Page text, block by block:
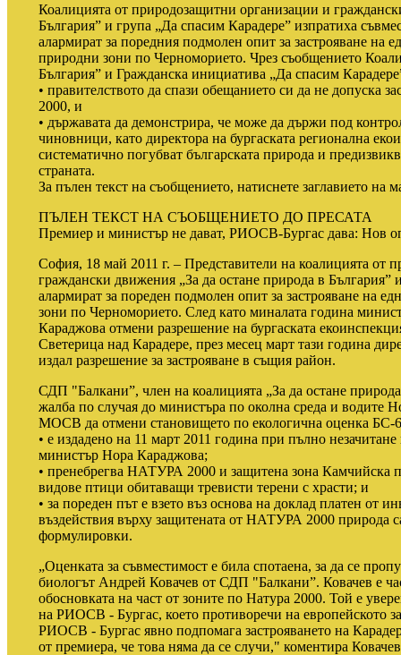
Коалицията от природозащитни организации и
България” и група „Да спасим Карадере” изпратиха
алармират за поредния подмолен опит за застрояване на
природни зони по Черноморието. Чрез съобщението
България” и Гражданска инициатива „Да спасим
• правителството да спази обещанието си да не допуска
2000, и
• държавата да демонстрира, че може да държи под
чиновници, като директора на бургаската регионална
систематично погубват българската природа и
страната.
За пълен текст на съобщението, натиснете заглавието на
ПЪЛЕН ТЕКСТ НА СЪОБЩЕНИЕТО ДО ПРЕСАТА
Премиер и министър не дават, РИОСВ-Бургас дава: Нов
София, 18 май 2011 г. – Представители на коалицията от
граждански движения „За да остане природа в България”
алармират за пореден подмолен опит за застрояване на
зони по Черноморието. След като миналата година
Караджова отмени разрешение на бургаската
Светерица над Карадере, през месец март тази година
издал разрешение за застрояване в същия район.
СДП "Балкани”, член на коалицията „За да остане
жалба по случая до министъра по околна среда и водите
МОСВ да отмени становището по екологична оценка БС-
• е издадено на 11 март 2011 година при пълно
министър Нора Караджова;
• пренебрегва НАТУРА 2000 и защитена зона Камчийска
видове птици обитаващи тревисти терени с храсти; и
• за пореден път е взето въз основа на доклад платен от
въздействия върху защитената от НАТУРА 2000 природа
формулировки.
„Оценката за съвместимост е била спотаена, за да се
биологът Андрей Ковачев от СДП "Балкани”. Ковачев е
обосновката на част от зоните по Натура 2000. Той е
на РИОСВ - Бургас, което противоречи на европейското
РИОСВ - Бургас явно подпомага застрояването на
от премиера, че това няма да се случи," коментира